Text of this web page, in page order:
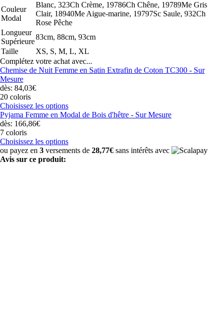
Couleur
Modal
Blanc, 323Ch Crème, 19786Ch Chêne, 19789Me Gris
Clair, 18940Me Aigue-marine, 19797Sc Saule, 932Ch
Rose Pêche
Longueur
Supérieure
83cm, 88cm, 93cm
Taille
XS, S, M, L, XL
Complétez votre achat avec...
Chemise de Nuit Femme en Satin Extrafin de Coton TC300 - Sur
Mesure
dès: 84,03€
20 coloris
Choisissez les options
Pyjama Femme en Modal de Bois d'hêtre - Sur Mesure
dès: 166,86€
7 coloris
Choisissez les options
ou payez en 3 versements de 28,77€ sans intérêts avec
Avis sur ce produit: